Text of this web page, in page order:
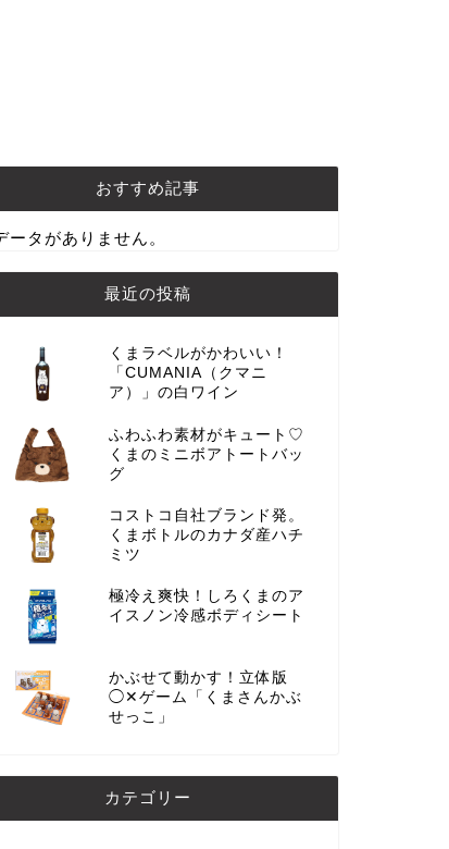
おすすめ記事
ータがありません。
最近の投稿
くまラベルがかわいい！
「CUMANIA（クマニ
ア）」の白ワイン
ふわふわ素材がキュート♡
くまのミニボアトートバッ
グ
コストコ自社ブランド発。
くまボトルのカナダ産ハチ
ミツ
極冷え爽快！しろくまのア
イスノン冷感ボディシート
かぶせて動かす！立体版
◯✕ゲーム「くまさんかぶ
せっこ」
カテゴリー